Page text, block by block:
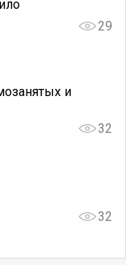
29
и
32
32